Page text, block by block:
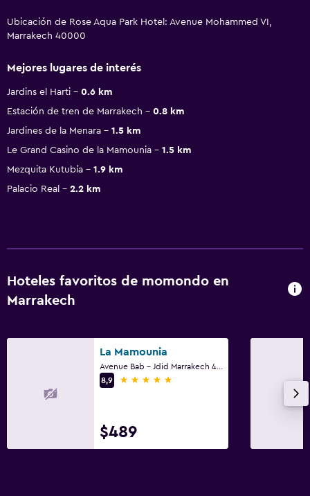
Ubicación de Rose Aqua Park Hotel: Avenue Mohammed VI,
Marrakech 40000
Mejores lugares de interés
Jardins el Harti
0.6 km
Estación de tren de Marrakech
0.8 km
Jardines de la Menara
1.5 km
Le Grand Casino de la Mamounia
1.5 km
Mezquita Kutubía
1.9 km
Palacio Real
2.2 km
Hoteles favoritos de momondo en
Marrakech
La Mamounia
8,9
5 estrellas
$489